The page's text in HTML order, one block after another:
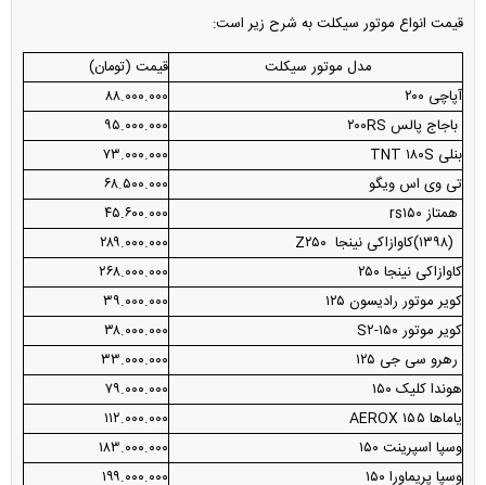
قیمت انواع موتور سیکلت به شرح زیر است:
مدل موتور سیکلت
قیمت (تومان)
آپاچی ۲۰۰
۸۸.۰۰۰.۰۰۰
باجاج پالس ۲۰۰RS
۹۵.۰۰۰.۰۰۰
بنلی TNT ۱۸۰S
۷۳.۰۰۰.۰۰۰
تی وی اس ویگو
۶۸.۵۰۰.۰۰۰
همتاز rs۱۵۰
۴۵.۶۰۰.۰۰۰
(۱۳۹۸)کاوازاکی نینجا Z۲۵۰
۲۸۹.۰۰۰.۰۰۰
کاوازاکی نینجا ۲۵۰
۲۶۸.۰۰۰.۰۰۰
کویر موتور رادیسون ۱۲۵
۳۹.۰۰۰.۰۰۰
کویر موتور S۲-۱۵۰
۳۸.۰۰۰.۰۰۰
رهرو سی جی ۱۲۵
۳۳.۰۰۰.۰۰۰
هوندا کلیک ۱۵۰
۷۹.۰۰۰.۰۰۰
یاماها AEROX ۱۵۵
۱۱۲.۰۰۰.۰۰۰
وسپا اسپرینت ۱۵۰
۱۸۳.۰۰۰.۰۰۰
وسپا پریماورا ۱۵۰
۱۹۹.۰۰۰.۰۰۰